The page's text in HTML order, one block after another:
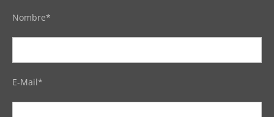
Nombre*
E-Mail*